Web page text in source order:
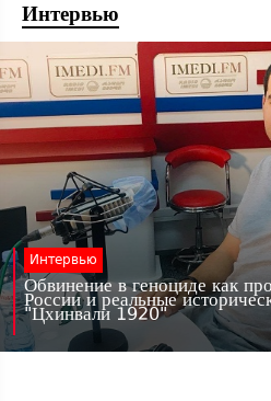
Интервью
Интервью
Обвинение в геноциде как
России и реальные
"Цхинвали 1920"